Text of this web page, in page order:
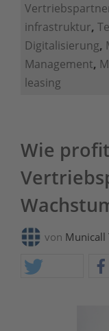
infrastruktur,
Digitalisierung,
Management,
leasing
Wie
von Municall